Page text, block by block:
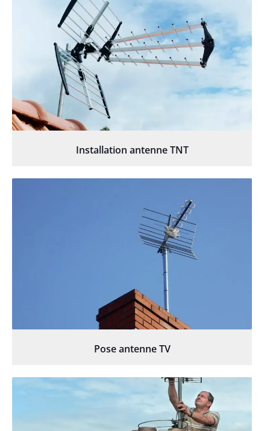
Installation antenne TNT
Pose antenne TV